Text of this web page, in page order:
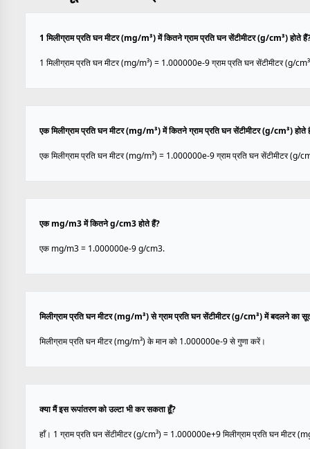
1 मिलीग्राम प्रति घन मीटर (mg/m³) में कितने ग्राम प्रति घन सेंटीमीटर (g/cm³) होते
1 मिलीग्राम प्रति घन मीटर (mg/m³) = 1.000000e-9 ग्राम प्रति घन सेंटीमीटर (g/
एक मिलीग्राम प्रति घन मीटर (mg/m³) में कितने ग्राम प्रति घन सेंटीमीटर (g/cm³) होते
एक मिलीग्राम प्रति घन मीटर (mg/m³) = 1.000000e-9 ग्राम प्रति घन सेंटीमीटर (g/
एक mg/m3 में कितने g/cm3 होते हैं?
एक mg/m3 = 1.000000e-9 g/cm3.
मिलीग्राम प्रति घन मीटर (mg/m³) से ग्राम प्रति घन सेंटीमीटर (g/cm³) में बदलने का
मिलीग्राम प्रति घन मीटर (mg/m³) के मान को 1.000000e-9 से गुणा करें।
क्या मैं इस रूपांतरण को उल्टा भी कर सकता हूँ?
हाँ। 1 ग्राम प्रति घन सेंटीमीटर (g/cm³) = 1.000000e+9 मिलीग्राम प्रति घन मीटर